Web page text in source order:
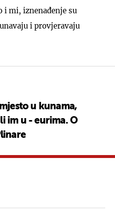
i mi, iznenađenje su
i provjeravaju
u kunama,
im u - eurima. O